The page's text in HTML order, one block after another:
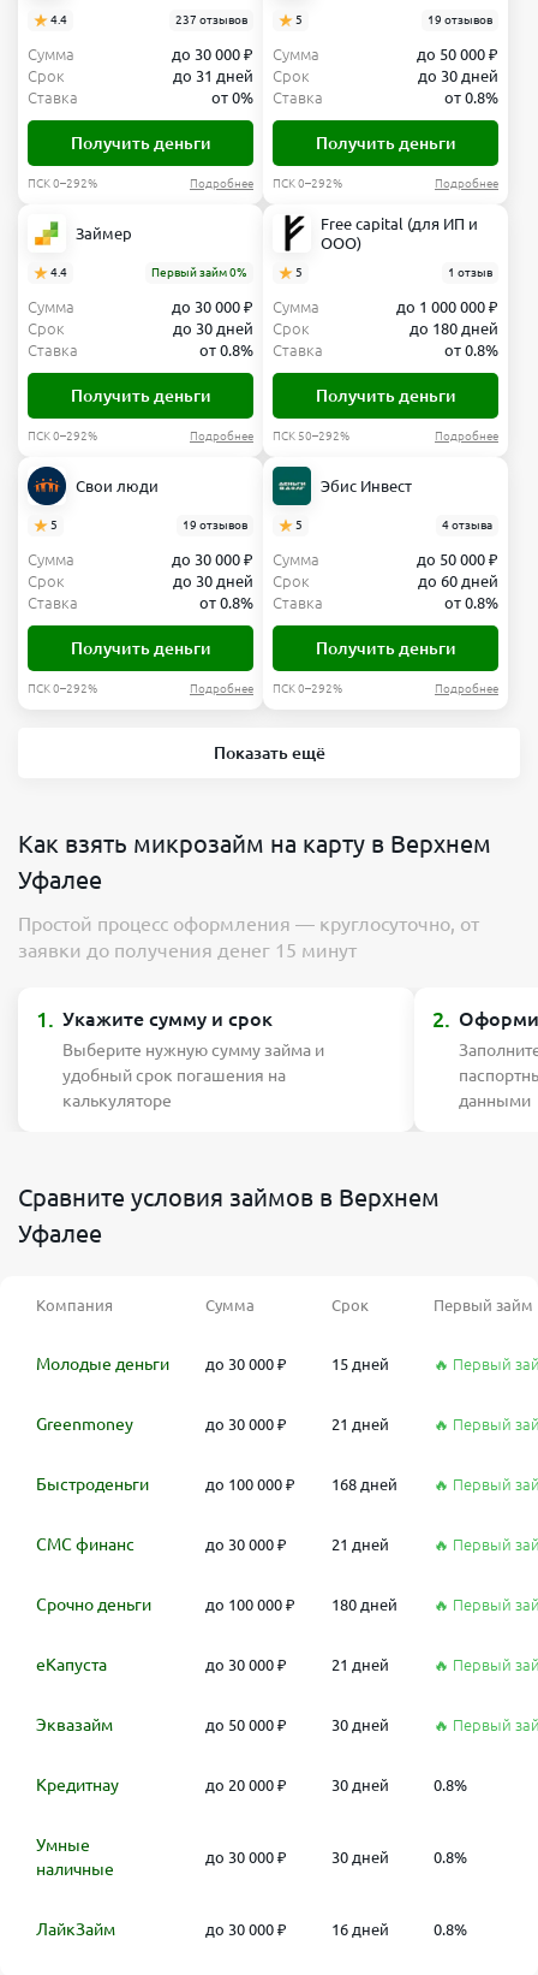
4.4 237 отзывов
Сумма
до 30 000 ₽
Срок
до 31 дней
Ставка
от 0%
Получить деньги
ПСК 0–292% Подробнее
5 19 отзывов
Сумма
до 50 000 ₽
Срок
до 30 дней
Ставка
от 0.8%
Получить деньги
ПСК 0–292% Подробнее
Займер
4.4 Первый займ 0%
Сумма
до 30 000 ₽
Срок
до 30 дней
Ставка
от 0.8%
Получить деньги
ПСК 0–292% Подробнее
Free capital (для ИП и
ООО)
5 1 отзыв
Сумма
до 1 000 000 ₽
Срок
до 180 дней
Ставка
от 0.8%
Получить деньги
ПСК 50–292% Подробнее
Свои люди
5 19 отзывов
Сумма
до 30 000 ₽
Срок
до 30 дней
Ставка
от 0.8%
Получить деньги
ПСК 0–292% Подробнее
Эбис Инвест
5 4 отзыва
Сумма
до 50 000 ₽
Срок
до 60 дней
Ставка
от 0.8%
Получить деньги
ПСК 0–292% Подробнее
Показать ещё
Как взять микрозайм на карту в Верхнем
Уфалее
Простой процесс оформления — круглосуточно, от
заявки до получения денег 15 минут
1. Укажите сумму и срок
Выберите нужную сумму займа и
удобный срок погашения на
калькуляторе
2.
данными
Сравните условия займов в Верхнем
Уфалее
Компания Сумма Срок Первый займ
Молодые деньги до 30 000 ₽ 15 дней 🔥 Первый
Greenmoney до 30 000 ₽ 21 дней 🔥 Первый
Быстроденьги до 100 000 ₽ 168 дней 🔥 Первый
СМС финанс до 30 000 ₽ 21 дней 🔥 Первый
Срочно деньги до 100 000 ₽ 180 дней 🔥 Первый
еКапуста до 30 000 ₽ 21 дней 🔥 Первый
Эквазайм до 50 000 ₽ 30 дней 🔥 Первый
Кредитнау до 20 000 ₽ 30 дней 0.8%
Умные
наличные
до 30 000 ₽ 30 дней 0.8%
ЛайкЗайм до 30 000 ₽ 16 дней 0.8%